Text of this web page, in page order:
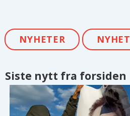
NYHETER
Siste nytt fra forsiden